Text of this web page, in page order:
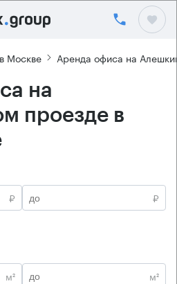
Москве Аренда офиса на
на
проезде в
₽
₽
м²
м²